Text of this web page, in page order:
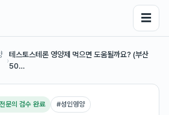
☰
›
테스토스테론 영양제 먹으면 도움될까요? (부산
50…
문의 검수 완료 #성인영양